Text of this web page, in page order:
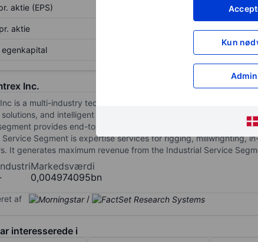
Kun
aktie (EPS)
aktie
Inc.
is a multi-industry technology company. It has expanded into
solutions, and intelligent security systems. The company's
provides end-to-end security to all industrial, corporate,
Service Segment is expertise services for rigging, millwrighting,
It generates maximum revenue from the Industrial Service
Markedsværdi
0,004974095bn
af /
interesserede i